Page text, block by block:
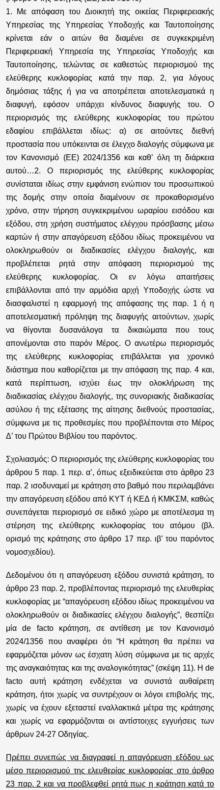
1. Με απόφαση του Διοικητή της οικείας Περιφερειακής
Υπηρεσίας της Υπηρεσίας Υποδοχής και Ταυτοποίησης
κρίνεται εάν ο αιτών θα διαμένει σε συγκεκριμένη
Περιφερειακή Υπηρεσία της Υπηρεσίας Υποδοχής και
Ταυτοποίησης, τελώντας σε καθεστώς περιορισμού της
ελεύθερης κυκλοφορίας κατά την παρ. 2, για λόγους
δημόσιας τάξης ή για να αποτρέπεται αποτελεσματικά η
διαφυγή, εφόσον υπάρχει κίνδυνος διαφυγής του. Ο
περιορισμός της ελεύθερης κυκλοφορίας του πρώτου
εδαφίου επιβάλλεται ιδίως: α) σε αιτούντες διεθνή
προστασία που υπόκεινται σε έλεγχο διαλογής σύμφωνα με
τον Κανονισμό (ΕΕ) 2024/1356 και καθ’ όλη τη διάρκεια
αυτού…2. Ο περιορισμός της ελεύθερης κυκλοφορίας
συνίσταται ιδίως στην εμφάνιση ενώπιον του προσωπικού
της δομής στην οποία διαμένουν σε προκαθορισμένο
χρόνο, στην τήρηση συγκεκριμένου ωραρίου εισόδου και
εξόδου, στη χρήση συστήματος ελέγχου πρόσβασης μέσω
καρτών ή στην απαγόρευση εξόδου ιδίως προκειμένου να
ολοκληρωθούν οι διαδικασίες ελέγχου διαλογής, και
προβλέπεται ρητά στην απόφαση περιορισμού της
ελεύθερης κυκλοφορίας. Οι εν λόγω απαιτήσεις
επιβάλλονται από την αρμόδια αρχή Υποδοχής ώστε να
διασφαλιστεί η εφαρμογή της απόφασης της παρ. 1 ή η
αποτελεσματική πρόληψη της διαφυγής αιτούντων, χωρίς
να θίγονται δυσανάλογα τα δικαιώματα που τους
απονέμονται στο παρόν Μέρος. Ο ανωτέρω περιορισμός
της ελεύθερης κυκλοφορίας επιβάλλεται για χρονικό
διάστημα που καθορίζεται με την απόφαση της παρ. 4 και,
κατά περίπτωση, ισχύει έως την ολοκλήρωση της
διαδικασίας ελέγχου διαλογής, της συνοριακής διαδικασίας
ασύλου ή της εξέτασης της αίτησης διεθνούς προστασίας,
σύμφωνα με τις προθεσμίες που προβλέπονται στο Μέρος
Δ’ του Πρώτου Βιβλίου του παρόντος.
Σχολιασμός: Ο περιορισμός της ελεύθερης κυκλοφορίας του
άρθρου 5 παρ. 1 περ. α’, όπως εξειδικεύεται στο άρθρο 23
παρ. 2 ισοδυναμεί με κράτηση στο βαθμό που περιλαμβάνει
την απαγόρευση εξόδου από ΚΥΤ ή ΚΕΔ ή ΚΜΚΣΜ, καθώς
συνεπάγεται περιορισμό σε ειδικό χώρο με αποτέλεσμα τη
στέρηση της ελεύθερης κυκλοφορίας του ατόμου (βλ.
ορισμό της κράτησης στο άρθρο 17 περ. ιβ’ του παρόντος
νομοσχεδίου).
Δεδομένου ότι η απαγόρευση εξόδου συνιστά κράτηση, το
άρθρο 23 παρ. 2, προβλέποντας περιορισμό της ελευθερίας
κυκλοφορίας με “απαγόρευση εξόδου ιδίως προκειμένου να
ολοκληρωθούν οι διαδικασίες ελέγχου διαλογής”, θεσπίζει
μία de facto κράτηση, σε αντίθεση με τον Κανονισμό
2024/1356 που αναφέρει ότι “Η κράτηση θα πρέπει να
εφαρμόζεται μόνον ως έσχατη λύση σύμφωνα με τις αρχές
της αναγκαιότητας και της αναλογικότητας” (σκέψη 11). Η de
facto αυτή κράτηση ενδέχεται να συνιστά αυθαίρετη
κράτηση, ήτοι χωρίς να συντρέχουν οι λόγοι επιβολής της,
χωρίς να έχουν εξεταστεί εναλλακτικά μέτρα της κράτησης
και χωρίς να εφαρμόζονται οι αντίστοιχες εγγυήσεις των
άρθρων 24-27 Οδηγίας.
Πρέπει συνεπώς να διαγραφεί η απαγόρευση εξόδου ως
μέσο περιορισμού της ελευθερίας κυκλοφορίας στο άρθρο
23 παρ. 2 και να προβλεφθεί ρητά πως η κράτηση κατά το